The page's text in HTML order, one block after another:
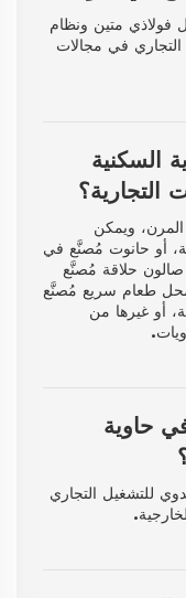
فولاذي متين ونظام
في مجالات
السكنية
التجارية؟
ويمكن
أو حانوت مُصنَّع في
صالون حلاقة مُصنَّع
طعام سريع مُصنَّع
أو غيرها من
حاوية
للتشغيل التجاري